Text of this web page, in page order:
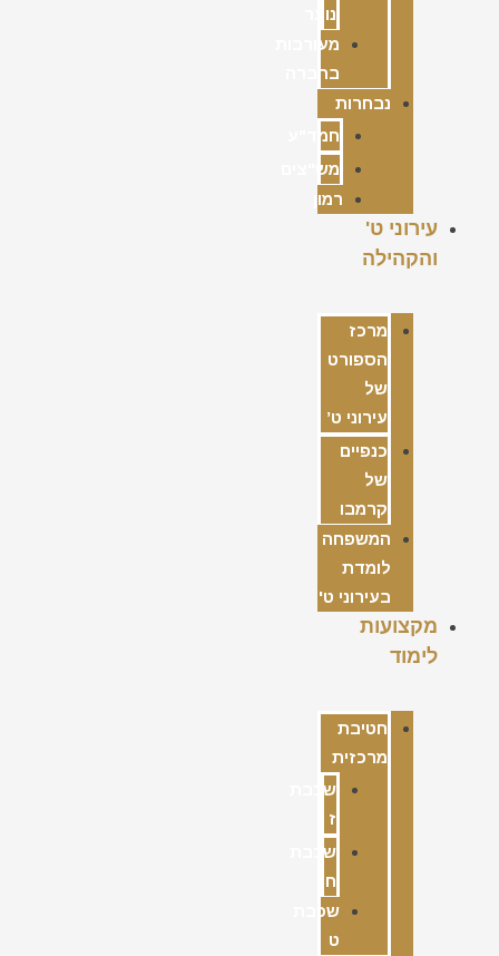
נוער
מעורבות
בחברה
נבחרות
חמד"ע
מש"צים
רמון
עירוני ט'
והקהילה
מרכז
הספורט
של
עירוני ט’
כנפיים
של
קרמבו
המשפחה
לומדת
בעירוני ט'
מקצועות
לימוד
חטיבת
מרכזית
שכבת
ז
שכבת
ח
שכבת
ט